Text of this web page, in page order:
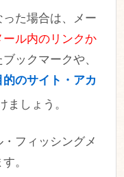
た場合は、メー
ール内のリンクか
ックマークや、
的のサイト・アカ
ましょう。
フィッシングメ
。